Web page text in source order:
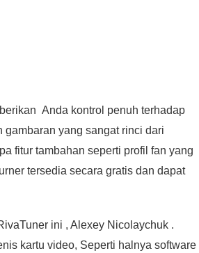
Anda kontrol penuh terhadap
gambaran yang sangat rinci dari
fitur tambahan seperti profil fan yang
tersedia secara gratis dan dapat
ini , Alexey Nicolaychuk .
kartu video, Seperti halnya software